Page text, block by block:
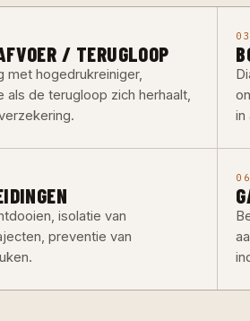
/ TERUGLOOP
met hogedrukreiniger,
als de terugloop zich herhaalt,
03
in
isolatie van
preventie van
06